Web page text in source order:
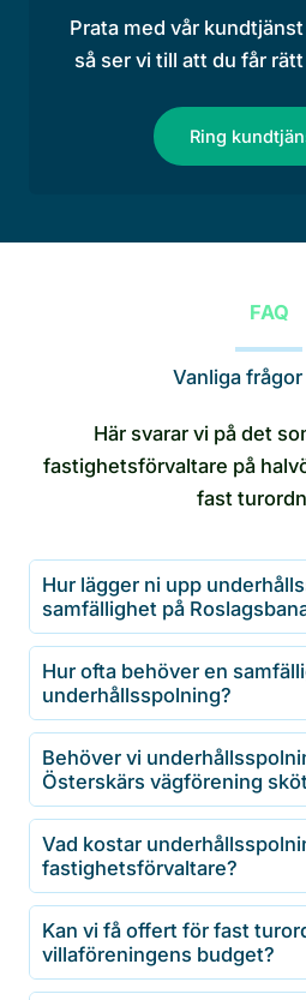
Prata med vår
så ser vi till att du får
Ring
FAQ
Vanliga
Här svarar vi på det
fastighetsförvaltare på
fast
Hur lägger ni upp
samfällighet på
Hur ofta behöver en
underhållsspolning?
Behöver vi
Österskärs vägförening
Vad kostar
fastighetsförvaltare?
Kan vi få offert för fast
villaföreningens budget?